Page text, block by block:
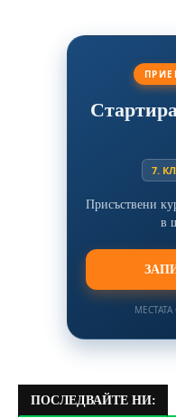
7.
Присъствени
в
ПОСЛЕДВАЙТЕ НИ: